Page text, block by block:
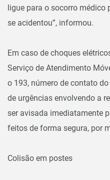
ligue para o socorro médico
se acidentou”, informou.
Em caso de choques
Serviço de Atendimento
o 193, número de contato
de urgências envolvendo a
ser avisada imediatamente
feitos de forma segura, por
Colisão em postes